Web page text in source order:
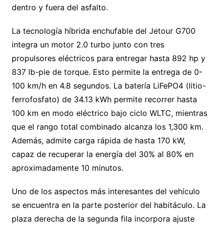
dentro y fuera del asfalto.
La tecnología híbrida enchufable del Jetour G700
integra un motor 2.0 turbo junto con tres
propulsores eléctricos para entregar hasta 892 hp y
837 lb-pie de torque. Esto permite la entrega de 0-
100 km/h en 4.8 segundos. La batería LiFePO4 (litio-
ferrofosfato) de 34.13 kWh permite recorrer hasta
100 km en modo eléctrico bajo ciclo WLTC, mientras
que el rango total combinado alcanza los 1,300 km.
Además, admite carga rápida de hasta 170 kW,
capaz de recuperar la energía del 30% al 80% en
aproximadamente 10 minutos.
Uno de los aspectos más interesantes del vehículo
se encuentra en la parte posterior del habitáculo. La
plaza derecha de la segunda fila incorpora ajuste